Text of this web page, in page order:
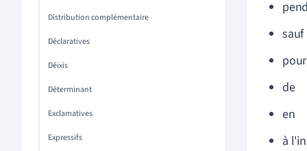
Distribution complémentaire
Déclaratives
Déixis
Déterminant
Exclamatives
Expressifs
sauf
pour
de
en
à